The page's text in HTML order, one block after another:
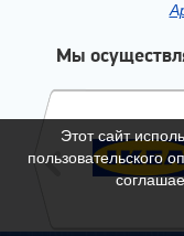
Мы
Этот сайт
пользовательского